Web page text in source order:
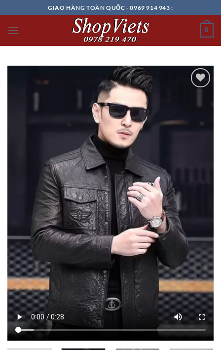
đến
nội
GIAO HÀNG TOÀN QUỐC - 0969 914 943 :
0
wishlist